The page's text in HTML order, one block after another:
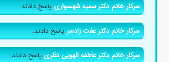
سرکار خانم دکتر سمیه شهسواریپاسخ دادند.
سرکار خانم دکتر عفت زادسرپاسخ دادند.
سرکار خانم دکتر عاطفه الهویی نظریپاسخ دادند.